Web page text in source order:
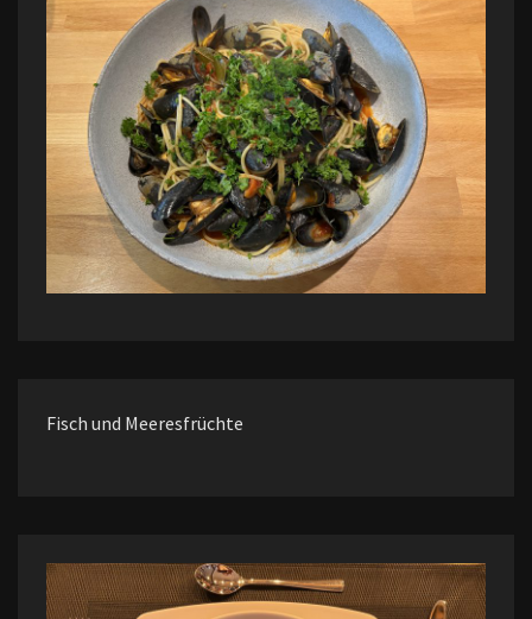
Fisch und Meeresfrüchte